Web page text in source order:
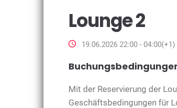
Lounge 2
19.06.2026 22:00 - 04:00(+1)
Mit der Reservierung der
Geschäftsbedingungen für